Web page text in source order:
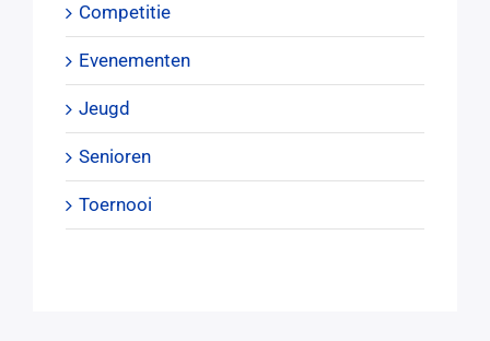
Competitie
Evenementen
Jeugd
Senioren
Toernooi